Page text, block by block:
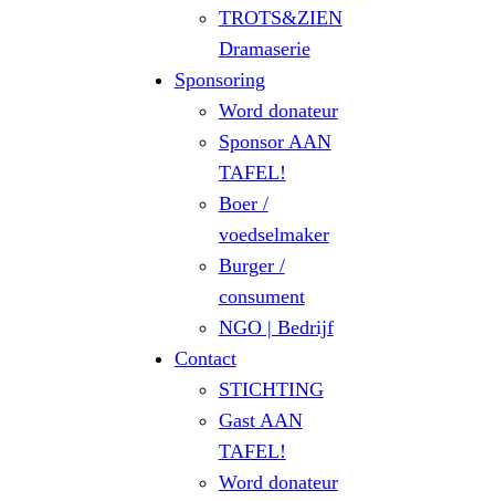
TROTS&ZIEN
Dramaserie
Sponsoring
Word donateur
Sponsor AAN
TAFEL!
Boer /
voedselmaker
Burger /
consument
NGO | Bedrijf
Contact
STICHTING
Gast AAN
TAFEL!
Word donateur